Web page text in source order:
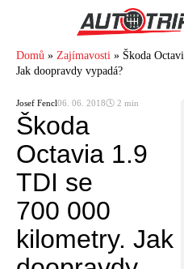
Domů » Zajímavosti » Škoda
Jak doopravdy vypadá?
Josef Fencl06. 06. 2018🕓 2 min
Škoda
Octavia 1.9
TDI se
700 000
kilometry. Jak